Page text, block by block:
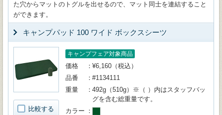
た穴からマットのトグルを出せるので、マット同士を連結すること
ができます。
キャンプパッド 100 ワイド ボックスシーツ
比較する
キャンプフェア対象商品
価格
¥6,160（税込）
品番
#1134111
重量
492g（510g）※（ ）内はスタッフバッ
グを含む総重量です。
カラー